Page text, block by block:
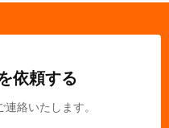
依頼する
絡いたします。